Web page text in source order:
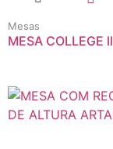
Mesas
MESA COLLEGE ll